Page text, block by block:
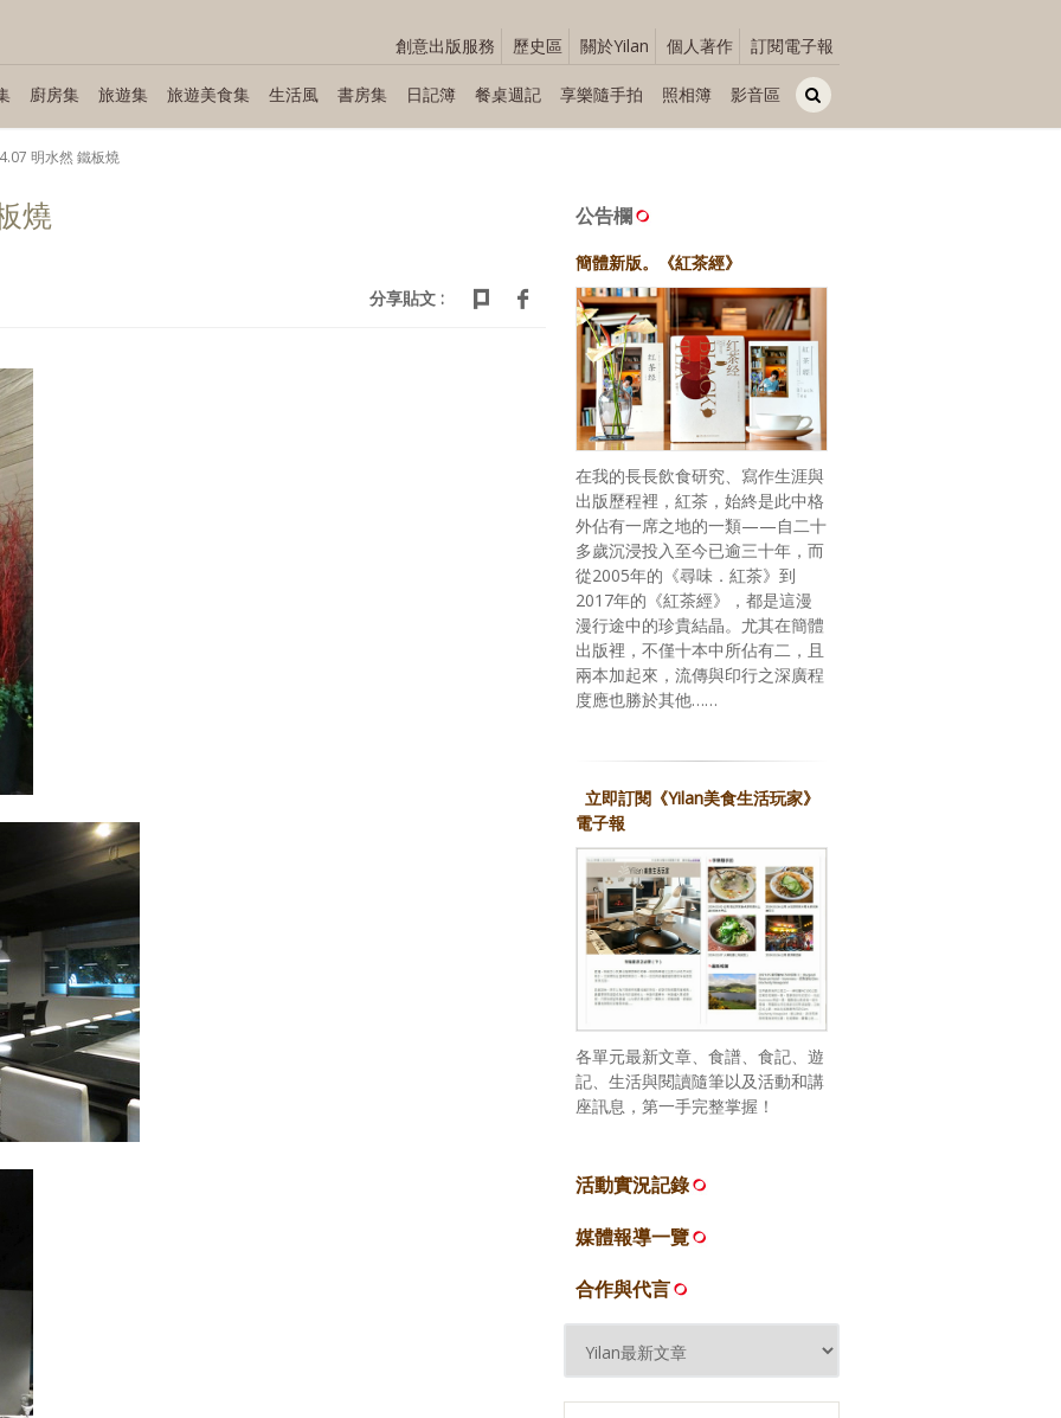
創意出版服務 歷史區 關於Yilan 個人著作 訂閱電子報
廚房集 旅遊集 旅遊美食集 生活風 書房集 日記簿 餐桌週記 享樂隨手拍 照相簿 影音區
明水然 鐵板燒
燒
分享貼文 :
公告欄
簡體新版。《紅茶經》
在我的長長飲食研究、寫作生涯與
出版歷程裡，紅茶，始終是此中格
外佔有一席之地的一類——自二十
多歲沉浸投入至今已逾三十年，而
從2005年的《尋味．紅茶》到
2017年的《紅茶經》，都是這漫
漫行途中的珍貴結晶。尤其在簡體
出版裡，不僅十本中所佔有二，且
兩本加起來，流傳與印行之深廣程
度應也勝於其他……
立即訂閱《Yilan美食生活玩家》
電子報
各單元最新文章、食譜、食記、遊
記、生活與閱讀隨筆以及活動和講
座訊息，第一手完整掌握！
活動實況記錄
媒體報導一覽
合作與代言